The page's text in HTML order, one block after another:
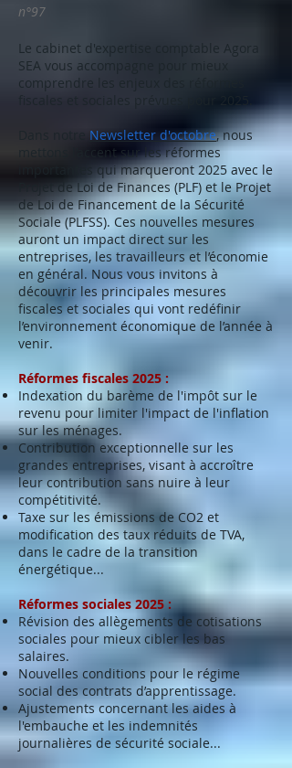
n°97
Le cabinet d'expertise comptable Agora
SEA vous accompagne pour mieux
comprendre les enjeux des réformes
Newsletter d'octobre,nous
mettons l’accent sur les réformes
importantes qui marqueront 2025 avec le
Projet de Loi de Finances (PLF) et le Projet
de Loi de Financement de la Sécurité
Sociale (PLFSS). Ces nouvelles mesures
auront un impact direct sur les
entreprises, les travailleurs et l’économie
en général. Nous vous invitons à
découvrir les principales mesures
fiscales et sociales qui vont redéfinir
l’environnement économique de l’année à
venir.
Réformes fiscales 2025 :
Indexation du barème de l'impôt sur le
revenu pour limiter l'impact de l'inflation
sur les ménages.
Contribution exceptionnelle sur les
grandes entreprises, visant à accroître
leur contribution sans nuire à leur
compétitivité.
Taxe sur les émissions de CO2 et
modification des taux réduits de TVA,
dans le cadre de la transition
énergétique...
Réformes sociales 2025 :
Révision des allègements de cotisations
sociales pour mieux cibler les bas
salaires.
Nouvelles conditions pour le régime
social des contrats d’apprentissage.
Ajustements concernant les aides à
l'embauche et les indemnités
journalières de sécurité sociale...